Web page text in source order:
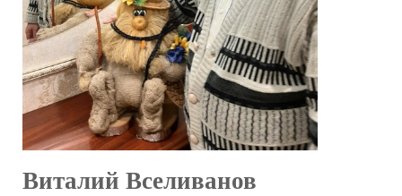
Виталий Вселиванов